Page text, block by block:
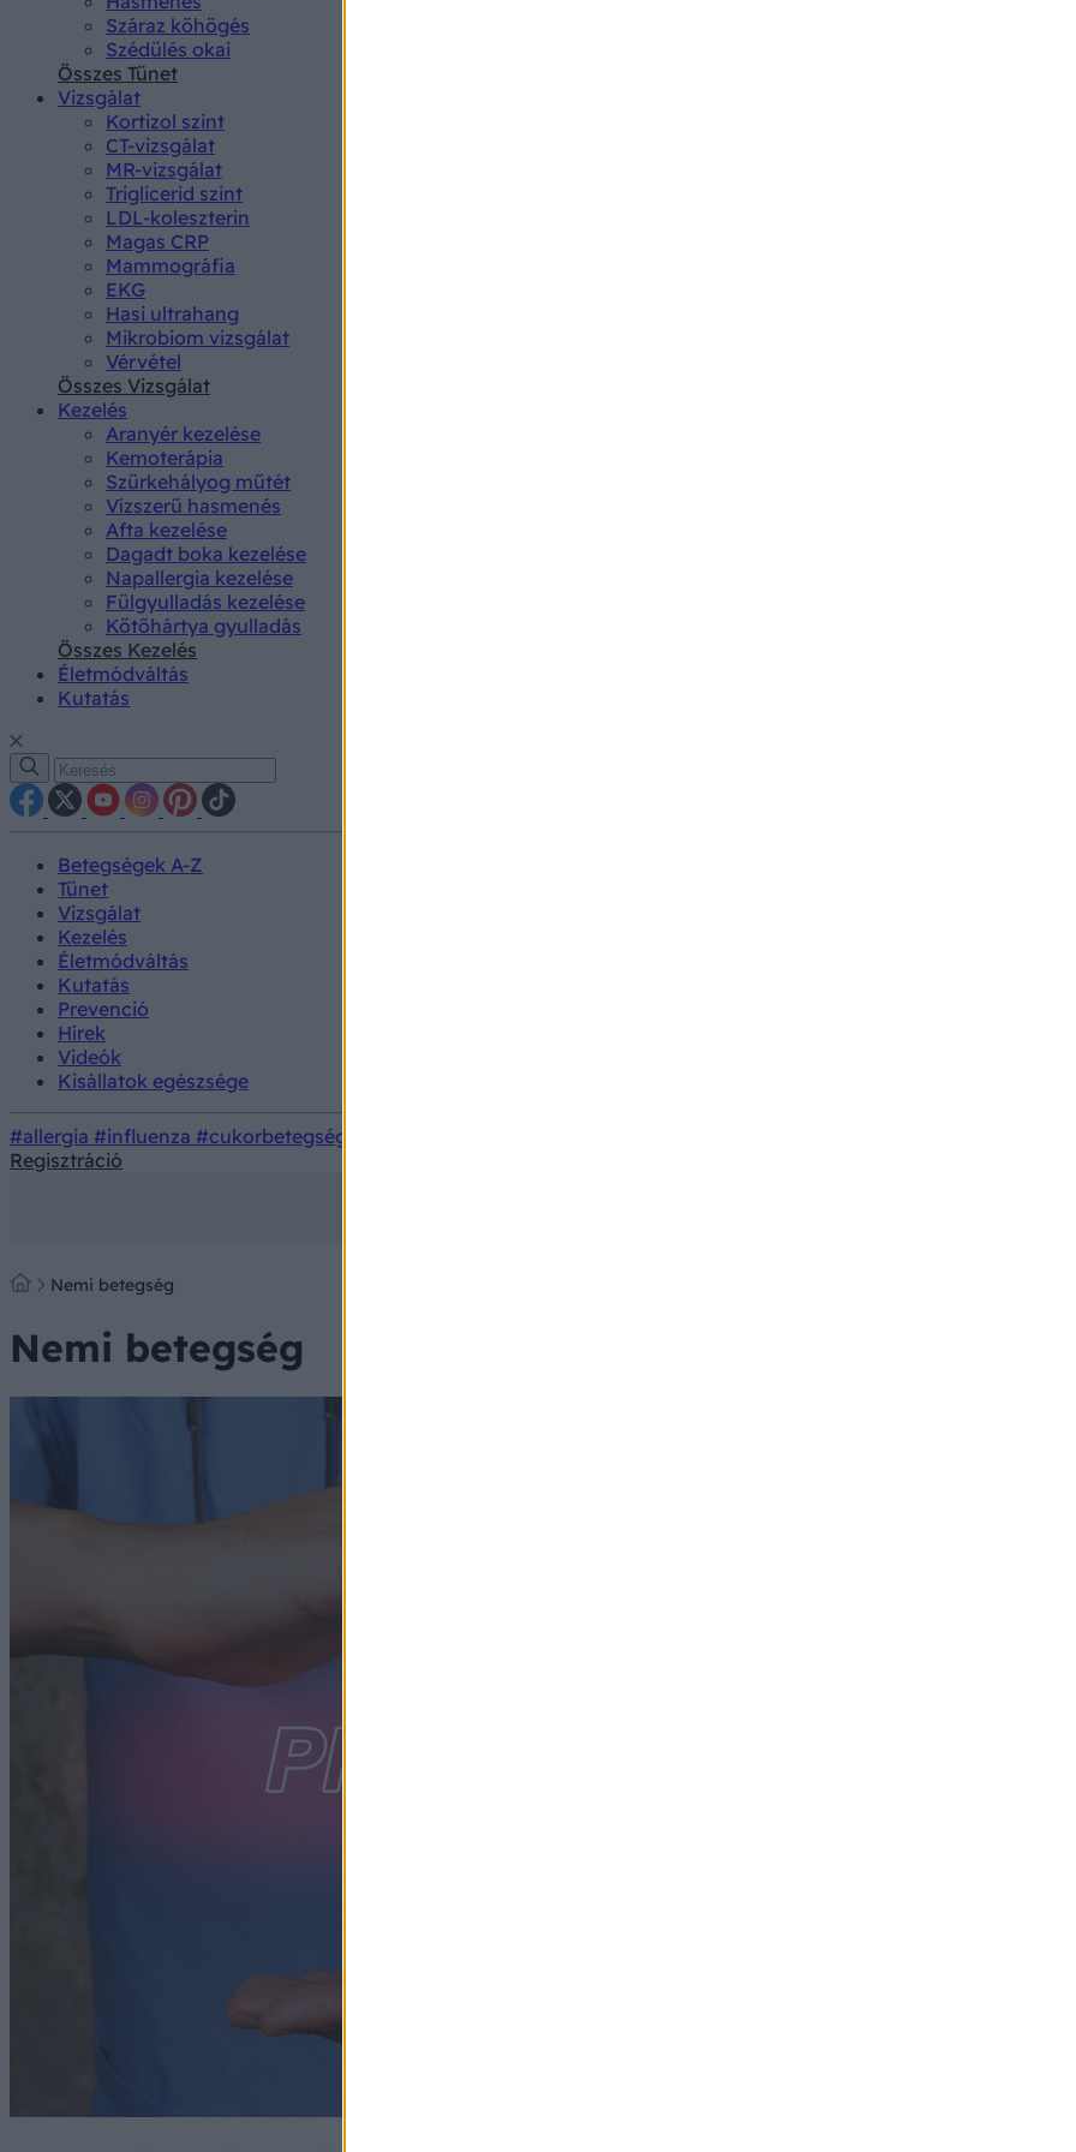
Száraz köhögés
Szédülés okai
Összes Tünet
Vizsgálat
Kortizol szint
CT-vizsgálat
MR-vizsgálat
Triglicerid szint
LDL-koleszterin
Magas CRP
Mammográfia
EKG
Hasi ultrahang
Mikrobiom vizsgálat
Vérvétel
Összes Vizsgálat
Kezelés
Aranyér kezelése
Kemoterápia
Szürkehályog műtét
Vízszerű hasmenés
Afta kezelése
Dagadt boka kezelése
Napallergia kezelése
Fülgyulladás kezelése
Kötőhártya gyulladás
Összes Kezelés
Életmódváltás
Kutatás
Betegségek A-Z
Tünet
Vizsgálat
Kezelés
Életmódváltás
Kutatás
Prevenció
Hírek
Videók
Kisállatok egészsége
#allergia #influenza #cukorbetegség
Regisztráció
Nemi betegség
Nemi betegség